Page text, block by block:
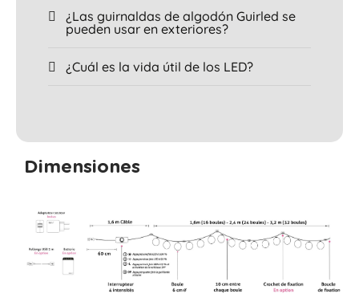
¿Las guirnaldas de algodón Guirled se
pueden usar en exteriores?
¿Cuál es la vida útil de los LED?
Dimensiones